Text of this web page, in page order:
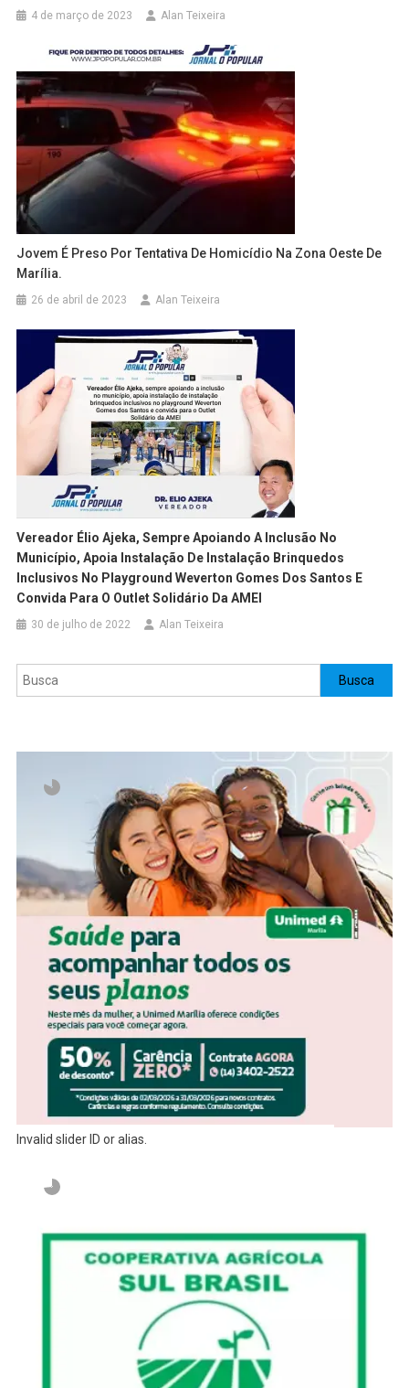
4 de março de 2023 Alan Teixeira
Jovem É Preso Por Tentativa De Homicídio Na Zona Oeste De
Marília.
26 de abril de 2023 Alan Teixeira
Vereador Élio Ajeka, Sempre Apoiando A Inclusão No
Município, Apoia Instalação De Instalação Brinquedos
Inclusivos No Playground Weverton Gomes Dos Santos E
Convida Para O Outlet Solidário Da AMEI
30 de julho de 2022 Alan Teixeira
Pesquisar Busca
Invalid slider ID or alias.